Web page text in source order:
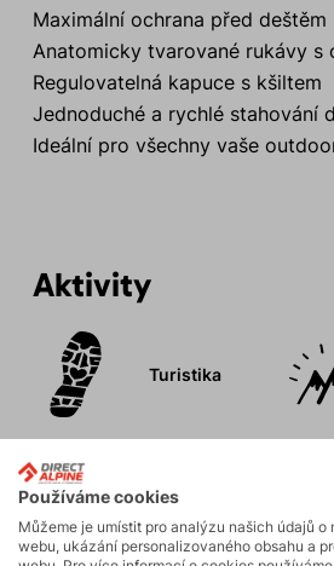
Maximální ochrana před deštěm
Anatomicky tvarované rukávy s
Regulovatelná kapuce s kšiltem
Jednoduché a rychlé stahování
Ideální pro všechny vaše
Aktivity
Turistika
Používáme cookies
Můžeme je umístit pro analýzu našich údajů
webu, ukázání personalizovaného obsahu a